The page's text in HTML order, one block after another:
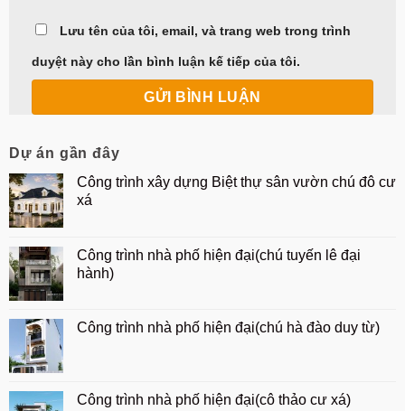
Lưu tên của tôi, email, và trang web trong trình
duyệt này cho lần bình luận kế tiếp của tôi.
Dự án gần đây
Công trình xây dựng Biệt thự sân vườn chú đô cư
xá
Công trình nhà phố hiện đại(chú tuyến lê đại
hành)
Công trình nhà phố hiện đại(chú hà đào duy từ)
Công trình nhà phố hiện đại(cô thảo cư xá)